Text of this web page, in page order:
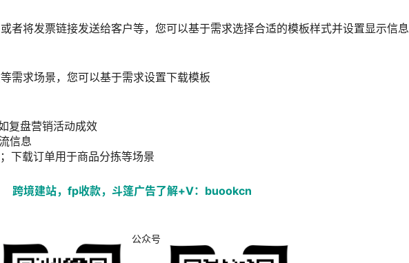
者将发票链接发送给客户等，您可以基于需求选择合适的模板样式并设置显示信息
需求场景，您可以基于需求设置下载模板
复盘营销活动成效
信息
下载订单用于商品分拣等场景
跨境建站，fp收款，斗篷广告了解+V：buookcn
公众号